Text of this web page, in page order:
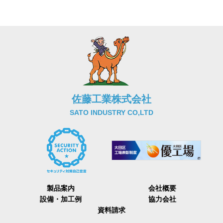
佐藤工業株式会社
SATO INDUSTRY CO,LTD
製品案内
会社概要
設備・加工例
協力会社
資料請求